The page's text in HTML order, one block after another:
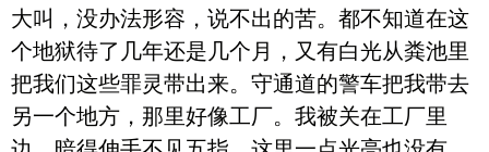
大叫，没办法形容，说不出的苦。都不知道在这
个地狱待了几年还是几个月，又有白光从粪池里
把我们这些罪灵带出来。守通道的警车把我带去
另一个地方，那里好像工厂。我被关在工厂里